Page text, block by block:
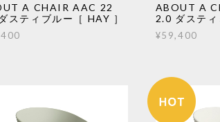
A CHAIR AAC 22
スティブルー［ HAY ］
ABOUT A
2.0 ダスティ
¥59,400